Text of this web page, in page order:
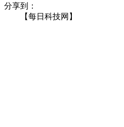
分享到：
【每日科技网】